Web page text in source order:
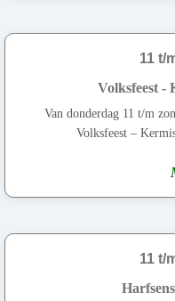
11 t/
Volksfeest -
Van donderdag 11 t/m
Volksfeest –
11 t/